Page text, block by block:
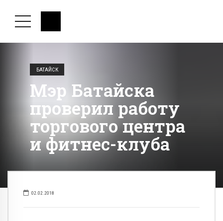
БАТАЙСК
Мэр Батайска
проверил работу
торгового центра
и фитнес-клуба
02.02.2018